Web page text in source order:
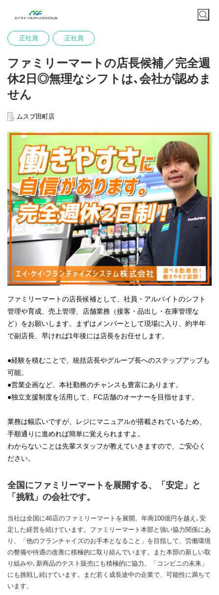
正社員 正社員
ファミリーマートの店長候補／完全週
休2日◎無理なシフトは､会社が認めま
せん
ムスブ田町店
ファミリーマートの店長候補として、社員・アルバイトのシフト
管理や育成、売上管理、店舗業務（接客・品出し・在庫管理な
ど）をお願いします。まずはメンバーとして現場に入り、約半年
で副店長、早ければ1年後には店長をお任せします。
●経験を積むことで、統括店長やグループ長へのステップアップも
可能。
●営業企画など、本社勤務のチャンスも豊富にあります。
●独立支援制度を活用して、FC店舗のオーナーを目指せます。
業務は幅広いですが、レジにマニュアルが搭載されているため、
手順通りに進めれば簡単に覚えられますよ。
わからないことは先輩スタッフが教えていきますので、ご安心く
ださい。
全国にファミリーマートを展開する、「安定」と
「挑戦」の会社です。
当社は全国に46店のファミリーマートを展開。年商100億円を越え､安
定した経営を続けています。ファミリーマート本部と強い協力関係にあ
り、「他のフランチャイズのお手本となること」を目指して、労働環境
の整備や待遇の改善に積極的に取り組んでいます。また本部の新しい取
り組みや､新商品のテスト販売にも積極的に協力。「コンビニの未来」
にも挑戦し続けています。まだ若く成長途中の企業で、可能性に満ちて
います。